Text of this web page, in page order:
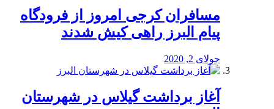
مسافران کرجی امروز از فرودگاه
پیام البرز راهی کیش شدند
جولای 2, 2020
آغاز برداشت گیلاس در شهرستان